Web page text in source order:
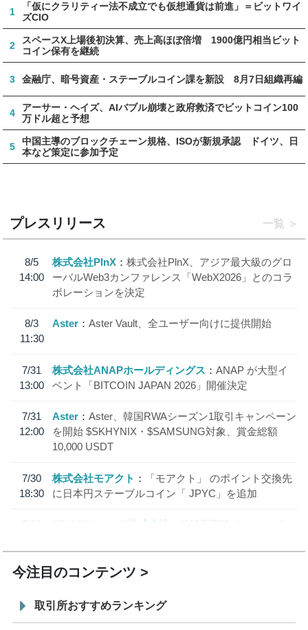
1
「仮にクラリティー法不成立でも仮想通貨は前進」＝ビットワイ
ズCIO
2
スペースX上場後初決算、売上高ほぼ倍増 1900億円相当ビット
コイン保有を継続
3 金融庁、暗号資産・ステーブルコイン課を新設 8月7日組織再編
4
アーサー・ヘイズ、AIバブル崩壊と政府救済でビットコイン100
万ドル超と予想
5
中国主導のブロックチェーン規格、ISOが新規承認 ドイツ、日
本など策定に参加予定
プレスリリース 一覧
8/5
14:00
株式会社PlnX
株式会社PlnX、アジア最大級のグロ
ーバルWeb3カンファレンス「WebX2026」とのコラ
ボレーションを決定
8/3
11:30
Aster Aster Vault、全ユーザー向けに提供開始
7/31
13:00
株式会社ANAPホールディングス
ANAP が大型イ
ベント「BITCOIN JAPAN 2026」開催決定
7/31
12:00
Aster
Aster、韓国RWAシーズン1取引キャンペーン
を開始 $SKHYNIX・$SAMSUNG対象、賞金総額
10,000 USDT
7/30
18:30
株式会社モアクト
「モアクト」 のポイント交換先
に日本円ステーブルコイン「 JPYC」を追加
7/29
SBI VCトレード株式会社
信託型円建てステーブル
今注目のコンテンツ
取引所おすすめランキング